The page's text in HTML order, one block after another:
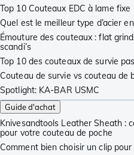
Top 10 Couteaux EDC à lame fixe
Quel est le meilleur type d’acier
Émouture des couteaux : flat
scandi’s
Top 10 des couteaux de survie
Couteau de survie vs couteau de
Spotlight: KA-BAR USMC
Guide d'achat
Knivesandtools Leather Sheath :
pour votre couteau de poche
Comment bien choisir un clip pour